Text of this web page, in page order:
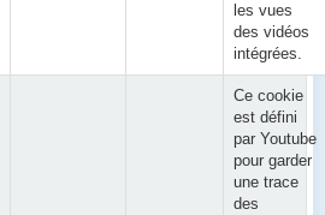
les vues
des vidéos
intégrées.
Ce cookie
est défini
par Youtube
pour garder
une trace
des